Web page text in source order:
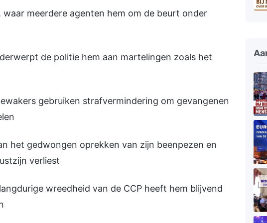
meerdere agenten hem om de beurt onder
de politie hem aan martelingen zoals het
gebruiken strafvermindering om gevangenen
het gedwongen oprekken van zijn beenpezen en
verliest
wreedheid van de CCP heeft hem blijvend